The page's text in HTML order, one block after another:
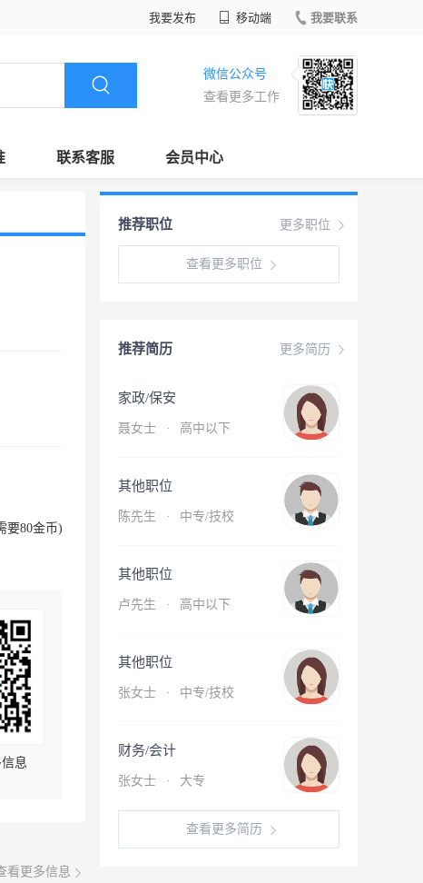
我要发布 移动端 我要联系
微信公众号
查看更多工作
联系客服 会员中心
要80金币)
息
看更多信息
更多职位
推荐职位
查看更多职位
更多简历
推荐简历
家政/保安
聂女士 · 高中以下
其他职位
陈先生 · 中专/技校
其他职位
卢先生 · 高中以下
其他职位
张女士 · 中专/技校
财务/会计
张女士 · 大专
查看更多简历